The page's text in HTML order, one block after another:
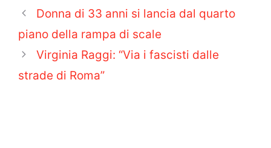
Donna di 33 anni si lancia dal quarto
piano della rampa di scale
Virginia Raggi: “Via i fascisti dalle
strade di Roma”